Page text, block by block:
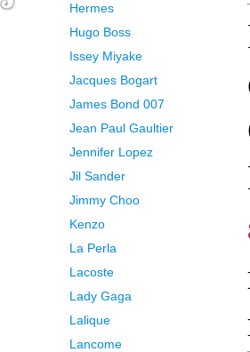
Hermes
Hugo Boss
Issey Miyake
Jacques Bogart
James Bond 007
Jean Paul Gaultier
Jennifer Lopez
Jil Sander
Jimmy Choo
Kenzo
La Perla
Lacoste
Lady Gaga
Lalique
Lancome